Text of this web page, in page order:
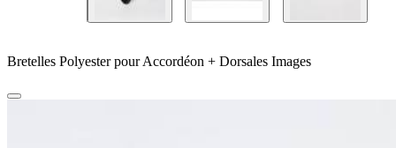
Bretelles Polyester pour Accordéon + Dorsales Images